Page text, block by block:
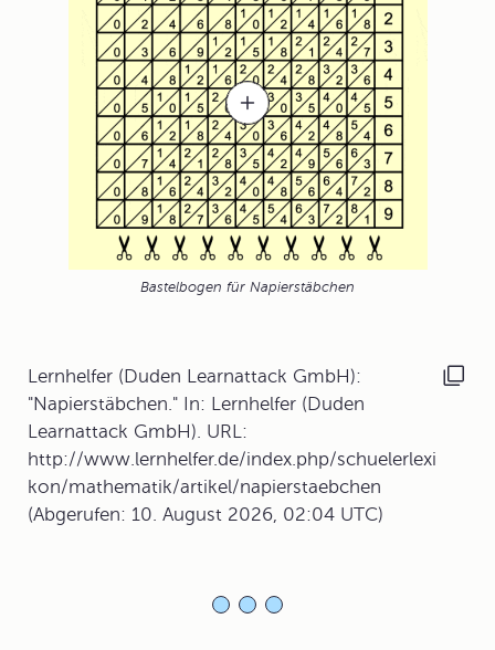
Bastelbogen für Napierstäbchen
Lernhelfer (Duden Learnattack GmbH):
"Napierstäbchen." In: Lernhelfer (Duden
Learnattack GmbH). URL:
http://www.lernhelfer.de/index.php/schuelerlexi
kon/mathematik/artikel/napierstaebchen
(Abgerufen: 10. August 2026, 02:04 UTC)